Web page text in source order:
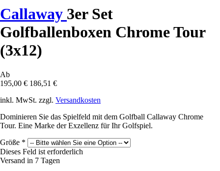
Callaway 3er Set
Golfballenboxen Chrome Tour
(3x12)
Ab
195,00 € 186,51 €
inkl. MwSt. zzgl. Versandkosten
Dominieren Sie das Spielfeld mit dem Golfball Callaway Chrome
Tour. Eine Marke der Exzellenz für Ihr Golfspiel.
Größe *
Dieses Feld ist erforderlich
Versand in 7 Tagen